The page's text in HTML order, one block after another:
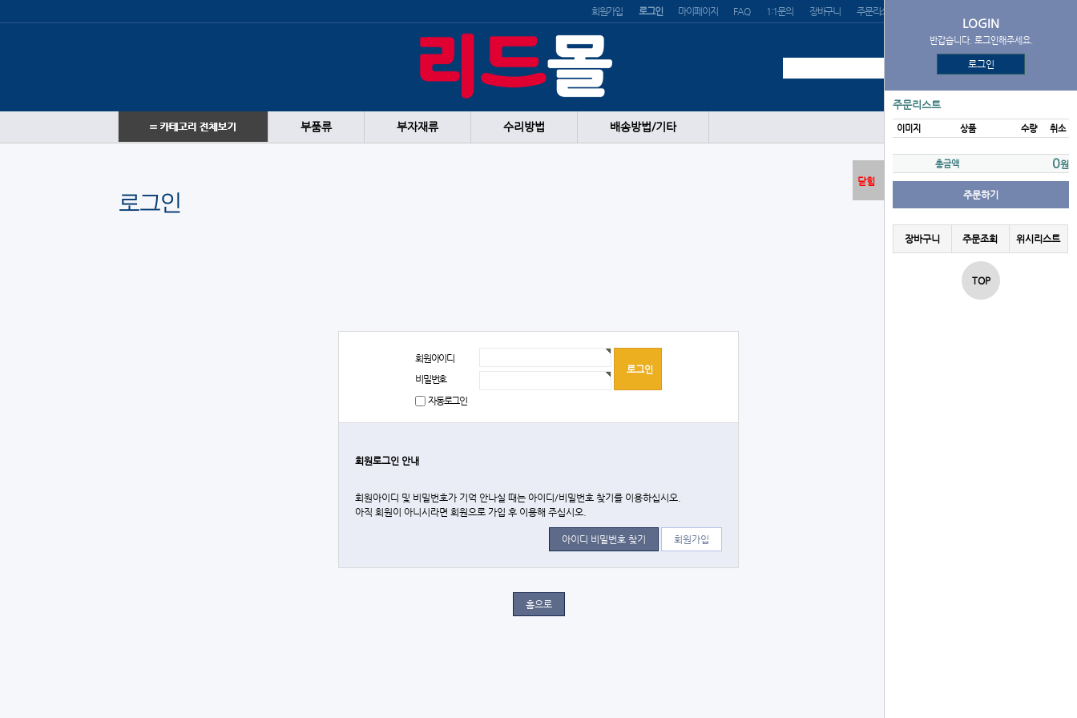
회원가입 로그인 마이페이지 FAQ 1:1문의 장바구니 주문리스트
부품류 부자재류 수리방법 배송방법/기타
로그인
로그인
LOGIN
반갑습니다. 로그인해주세요.
로그인
주문리스트
이미지 상품 수량 취소
총금액 0원
주문하기
장바구니 주문조회 위시리스트
TOP
닫힘
로그인
회원아이디
비밀번호
자동로그인
회원로그인 안내
회원아이디 및 비밀번호가 기억 안나실 때는 아이디/비밀번호 찾기를 이용하십시오.
아직 회원이 아니시라면 회원으로 가입 후 이용해 주십시오.
아이디 비밀번호 찾기 회원가입
홈으로